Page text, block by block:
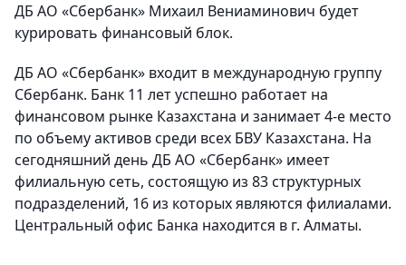
ДБ АО «Сбербанк» Михаил Вениаминович будет
курировать финансовый блок.
ДБ АО «Сбербанк» входит в международную группу
Сбербанк. Банк 11 лет успешно работает на
финансовом рынке Казахстана и занимает 4-е место
по объему активов среди всех БВУ Казахстана. На
сегодняшний день ДБ АО «Сбербанк» имеет
филиальную сеть, состоящую из 83 структурных
подразделений, 16 из которых являются филиалами.
Центральный офис Банка находится в г. Алматы.